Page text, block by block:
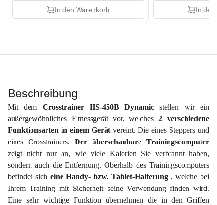
In den Warenkorb In den
Beschreibung
Mit dem Crosstrainer HS-450B Dynamicstellen wir ein
außergewöhnliches Fitnessgerät vor, welches2 verschiedene
Funktionsarten in einem Gerät vereint. Die eines Steppers und
eines Crosstrainers. Der überschaubare Trainingscomputer
zeigt nicht nur an, wie viele Kalorien Sie verbrannt haben,
sondern auch die Entfernung. Oberhalb des Trainingscomputers
befindet sich eine Handy- bzw. Tablet-Halterung , welche bei
Ihrem Training mit Sicherheit seine Verwendung finden wird.
Eine sehr wichtige Funktion übernehmen die in den Griffen